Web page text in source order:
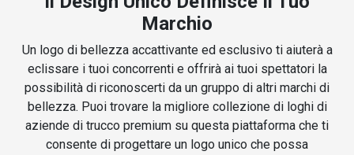
Marchio
Un logo di bellezza accattivante ed esclusivo ti aiuterà a
eclissare i tuoi concorrenti e offrirà ai tuoi spettatori la
possibilità di riconoscerti da un gruppo di altri marchi di
bellezza. Puoi trovare la migliore collezione di loghi di
aziende di trucco premium su questa piattaforma che ti
consente di progettare un logo unico che possa